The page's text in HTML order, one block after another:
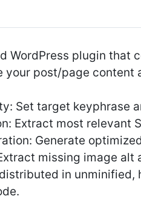
WordPress plugin
your post/page content
Set target keyphrase
Extract most relevant
Generate
missing image
in